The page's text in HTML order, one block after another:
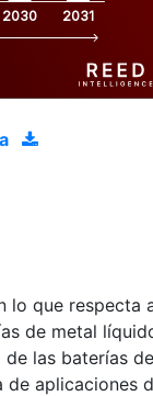
2030 2031
lo que respecta
de metal
las baterías de
de aplicaciones